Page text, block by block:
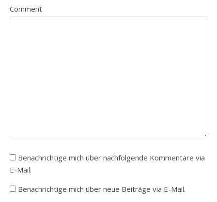
Comment
Benachrichtige mich über nachfolgende Kommentare via
E-Mail.
Benachrichtige mich über neue Beiträge via E-Mail.